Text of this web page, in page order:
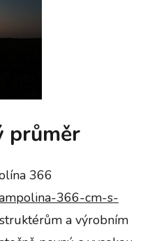
průměr
366
366-cm-s-
a výrobním